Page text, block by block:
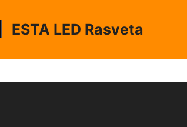
ESTA LED Rasveta